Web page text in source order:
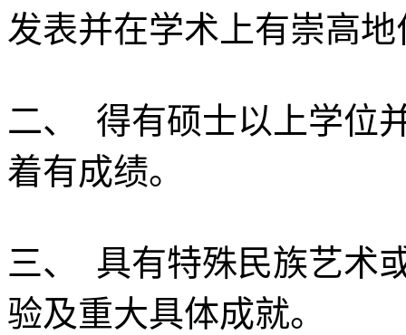
发表并在学术上有崇高
二、 得有硕士以上学位
着有成绩。
三、 具有特殊民族艺术
验及重大具体成就。